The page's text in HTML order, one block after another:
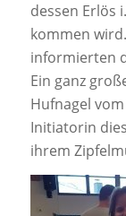
dessen Erlös
kommen
informierten
Ein ganz
Hufnagel
Initiatorin
ihrem